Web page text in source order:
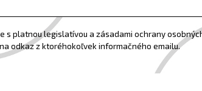
platnou legislatívou a zásadami ochrany
odkaz z ktoréhokoľvek informačného emailu.